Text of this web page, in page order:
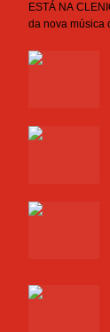
ESTÁ NA
da nova música